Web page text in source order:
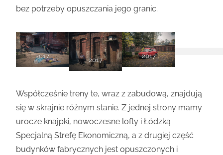
bez potrzeby opuszczania jego granic.
2017
2017
2017
Współcześnie treny te, wraz z zabudową, znajdują
się w skrajnie różnym stanie. Z jednej strony mamy
urocze knajpki, nowoczesne lofty i Łódzką
Specjalną Strefę Ekonomiczną, a z drugiej część
budynków fabrycznych jest opuszczonych i